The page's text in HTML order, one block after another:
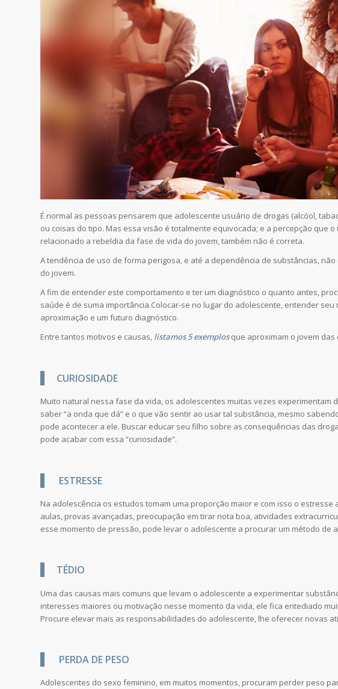
É normal as pessoas pensarem que adolescente usuário de drogas (alcóol,
ou coisas do tipo. Mas essa visão é totalmente equivocada; e a percepção que
relacionado a rebeldia da fase de vida do jovem, também não é correta.
A tendência de uso de forma perigosa, e até a dependência de substâncias,
do jovem.
A fim de entender este comportamento e ter um diagnóstico o quanto antes,
saúde é de suma importância.Colocar-se no lugar do adolescente, entender
aproximação e um futuro diagnóstico.
Entre tantos motivos e causas, listamos 5 exemplosque aproximam o jovem das
CURIOSIDADE
Muito natural nessa fase da vida, os adolescentes muitas vezes experimentam
saber “a onda que dá” e o que vão sentir ao usar tal substância, mesmo
pode acontecer a ele. Buscar educar seu filho sobre as consequências das
pode acabar com essa “curiosidade”.
ESTRESSE
Na adolescência os estudos tomam uma proporção maior e com isso o
aulas, provas avançadas, preocupação em tirar nota boa, atividades
esse momento de pressão, pode levar o adolescente a procurar um método de
TÉDIO
Uma das causas mais comuns que levam o adolescente a experimentar
interesses maiores ou motivação nesse momento da vida, ele fica entediado
Procure elevar mais as responsabilidades do adolescente, lhe oferecer novas
PERDA DE PESO
Adolescentes do sexo feminino, em muitos momentos, procuram perder peso